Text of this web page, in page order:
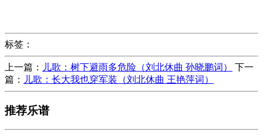
标签：
上一篇： 儿歌：树下避雨多危险（刘北休曲 孙晓鹏词）
下一
篇：
儿歌：长大我也穿军装（刘北休曲 王艳萍词）
推荐乐谱